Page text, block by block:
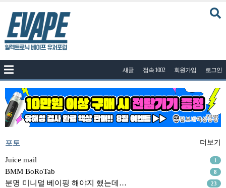
공지사항
나눔이벤트
자유게시판
질문답변
포토
건의게시판
액상
새글 접속 1002 회원가입 로그인
포토 더보기
Juice mail 1
BMM BoRoTab 8
분명 미니멀 베이핑 해야지 했는데… 23